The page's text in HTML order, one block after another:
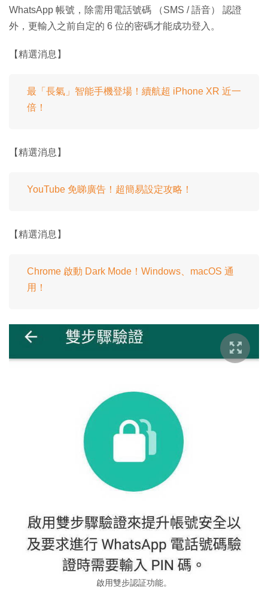
WhatsApp 帳號，除需用電話號碼 （SMS / 語音） 認證
外，更輸入之前自定的 6 位的密碼才能成功登入。
【精選消息】
最「長氣」智能手機登場！續航超 iPhone XR 近一
倍！
【精選消息】
YouTube 免睇廣告！超簡易設定攻略！
【精選消息】
Chrome 啟動 Dark Mode！Windows、macOS 通
用！
啟用雙步認証功能。